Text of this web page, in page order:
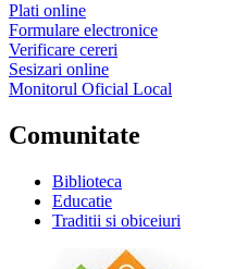
Plati online
Formulare electronice
Verificare cereri
Sesizari online
Monitorul Oficial Local
Comunitate
Biblioteca
Educatie
Traditii si obiceiuri